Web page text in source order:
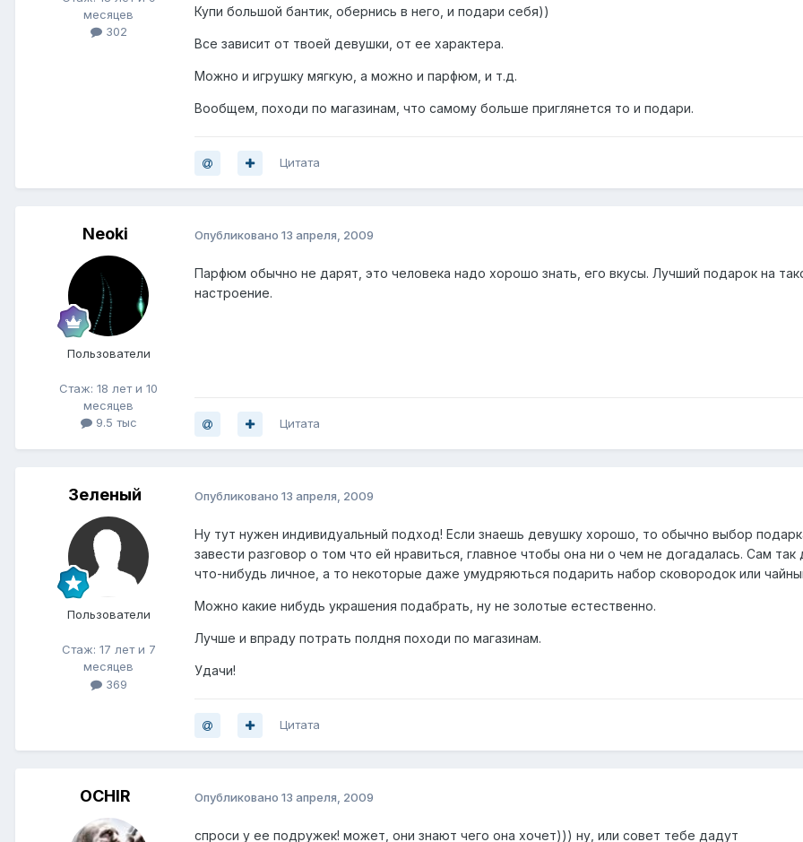
месяцев
302
Купи большой бантик, обернись в него, и подари себя))
Все зависит от твоей девушки, от ее характера.
Можно и игрушку мягкую, а можно и парфюм, и т.д.
Вообщем, походи по магазинам, что самому больше приглянется то и подари.
Цитата
Neoki
Пользователи
Стаж: 18 лет и 10
месяцев
9.5 тыс
Опубликовано 13 апреля, 2009
Парфюм обычно не дарят, это человека надо хорошо знать, его вкусы. Лучший подарок на
настроение.
Цитата
Зеленый
Пользователи
Стаж: 17 лет и 7
месяцев
369
Опубликовано 13 апреля, 2009
Ну тут нужен индивидуальный подход! Если знаешь девушку хорошо, то обычно выбор
завести разговор о том что ей нравиться, главное чтобы она ни о чем не догадалась. Сам
что-нибудь личное, а то некоторые даже умудряються подарить набор сковородок или
Можно какие нибудь украшения подабрать, ну не золотые естественно.
Лучше и впраду потрать полдня походи по магазинам.
Удачи!
Цитата
OCHIR Опубликовано 13 апреля, 2009
спроси у ее подружек! может, они знают чего она хочет))) ну, или совет тебе дадут